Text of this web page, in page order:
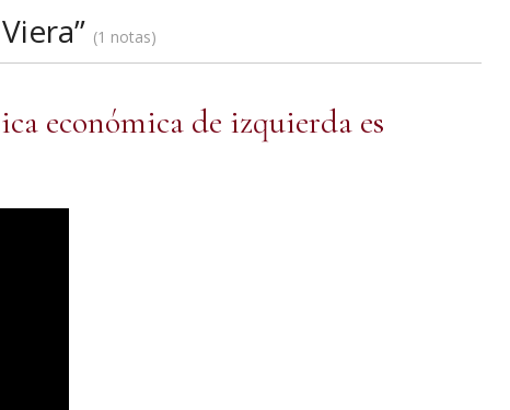
1 notas
económica de izquierda es